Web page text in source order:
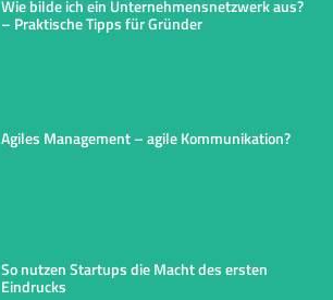
Wie bilde ich ein Unternehmensnetzwerk aus?
– Praktische Tipps für Gründer
Agiles Management – agile Kommunikation?
So nutzen Startups die Macht des ersten
Eindrucks